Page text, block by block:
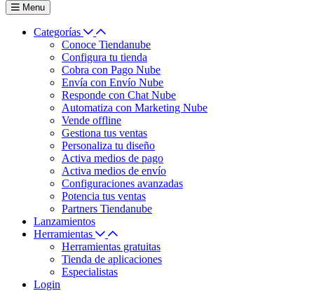
Menu
Categorías
Conoce Tiendanube
Configura tu tienda
Cobra con Pago Nube
Envía con Envío Nube
Responde con Chat Nube
Automatiza con Marketing Nube
Vende offline
Gestiona tus ventas
Personaliza tu diseño
Activa medios de pago
Activa medios de envío
Configuraciones avanzadas
Potencia tus ventas
Partners Tiendanube
Lanzamientos
Herramientas
Herramientas gratuitas
Tienda de aplicaciones
Especialistas
Login